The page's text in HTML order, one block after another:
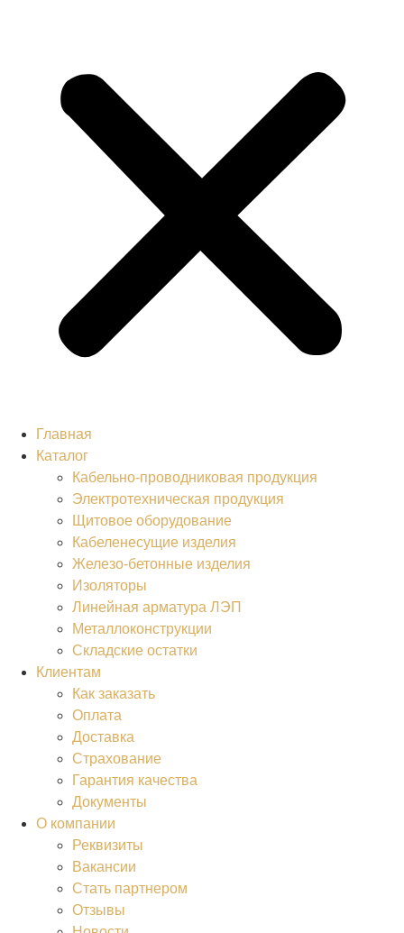
Главная
Каталог
Кабельно-проводниковая продукция
Электротехническая продукция
Щитовое оборудование
Кабеленесущие изделия
Железо-бетонные изделия
Изоляторы
Линейная арматура ЛЭП
Металлоконструкции
Складские остатки
Клиентам
Как заказать
Оплата
Доставка
Страхование
Гарантия качества
Документы
О компании
Реквизиты
Вакансии
Стать партнером
Отзывы